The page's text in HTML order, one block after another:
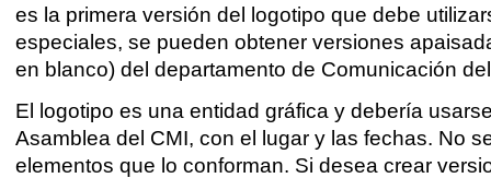
es la primera versión del logotipo que debe
especiales, se pueden obtener versiones
en blanco) del departamento de Comunicación
El logotipo es una entidad gráfica y debería
Asamblea del CMI, con el lugar y las fechas. No
elementos que lo conforman. Si desea crear